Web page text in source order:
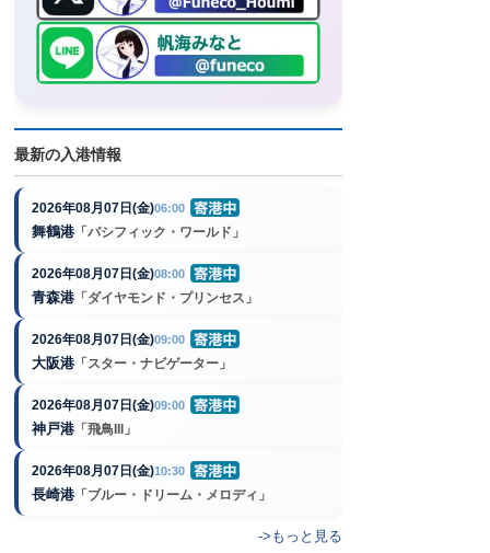
最新の入港情報
2026年08月07日(金)06:00
舞鶴港 「パシフィック・ワールド」
2026年08月07日(金)08:00
青森港 「ダイヤモンド・プリンセス」
2026年08月07日(金)09:00
大阪港 「スター・ナビゲーター」
2026年08月07日(金)09:00
神戸港 「飛鳥III」
2026年08月07日(金)10:30
長崎港 「ブルー・ドリーム・メロディ」
->もっと見る